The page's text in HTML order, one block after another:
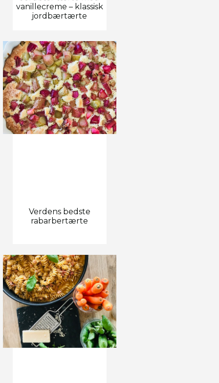
vanillecreme – klassisk
jordbærtærte
Verdens bedste
rabarbertærte